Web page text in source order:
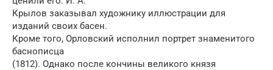
Крылов заказывал художнику иллюстрации для
изданий своих басен.
Кроме того, Орловский исполнил портрет знаменитого
баснописца
(1812). Однако после кончины великого князя